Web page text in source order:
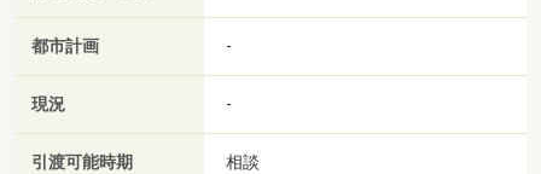
都市計画 -
現況 -
引渡可能時期 相談